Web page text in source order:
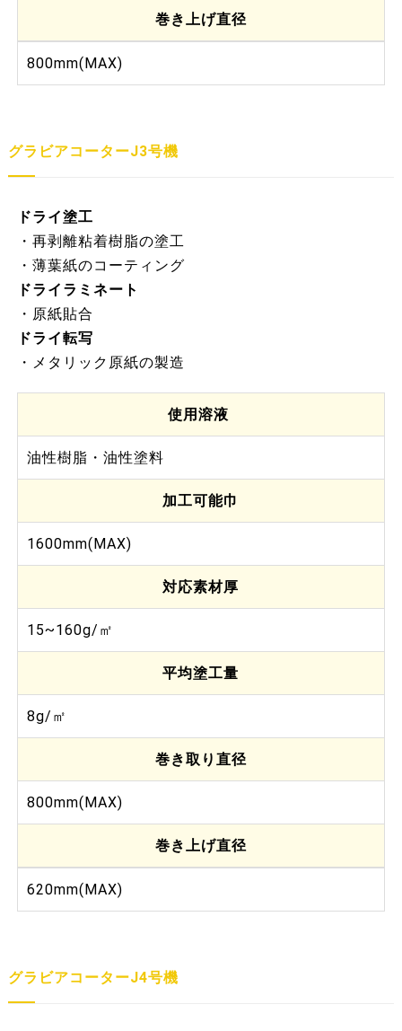
巻き上げ直径
800mm(MAX)
グラビアコーターJ3号機
ドライ塗工
・再剥離粘着樹脂の塗工
・薄葉紙のコーティング
ドライラミネート
・原紙貼合
ドライ転写
・メタリック原紙の製造
使用溶液
油性樹脂・油性塗料
加工可能巾
1600mm(MAX)
対応素材厚
15~160g/㎡
平均塗工量
8g/㎡
巻き取り直径
800mm(MAX)
巻き上げ直径
620mm(MAX)
グラビアコーターJ4号機